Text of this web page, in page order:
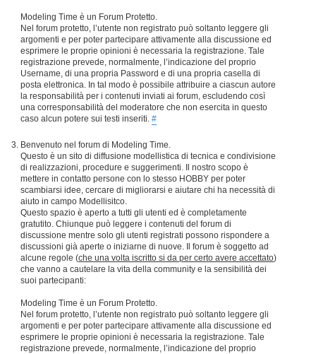
Modeling Time è un Forum Protetto.
Nel forum protetto, l’utente non registrato può soltanto leggere gli
argomenti e per poter partecipare attivamente alla discussione ed
esprimere le proprie opinioni è necessaria la registrazione. Tale
registrazione prevede, normalmente, l’indicazione del proprio
Username, di una propria Password e di una propria casella di
posta elettronica. In tal modo è possibile attribuire a ciascun autore
la responsabilità per i contenuti inviati ai forum, escludendo così
una corresponsabilità del moderatore che non esercita in questo
caso alcun potere sui testi inseriti. #
Benvenuto nel forum di Modeling Time.
Questo è un sito di diffusione modellistica di tecnica e condivisione
di realizzazioni, procedure e suggerimenti. Il nostro scopo è
mettere in contatto persone con lo stesso HOBBY per poter
scambiarsi idee, cercare di migliorarsi e aiutare chi ha necessità di
aiuto in campo Modellisitco.
Questo spazio è aperto a tutti gli utenti ed è completamente
gratutito. Chiunque può leggere i contenuti del forum di
discussione mentre solo gli utenti registrati possono rispondere a
discussioni già aperte o iniziarne di nuove. Il forum è soggetto ad
alcune regole (che una volta iscritto si da per certo avere accettato)
che vanno a cautelare la vita della community e la sensibilità dei
suoi partecipanti:
Modeling Time è un Forum Protetto.
Nel forum protetto, l’utente non registrato può soltanto leggere gli
argomenti e per poter partecipare attivamente alla discussione ed
esprimere le proprie opinioni è necessaria la registrazione. Tale
registrazione prevede, normalmente, l’indicazione del proprio